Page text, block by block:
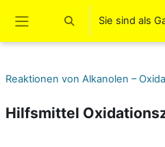
Website-Übersicht
SucheingabeSie sind als
Hilfsmittel